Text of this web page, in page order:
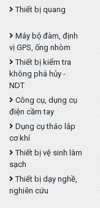
Thiết bị quang
Máy bộ đàm, định
vị GPS, ống nhòm
Thiết bị kiểm tra
không phá hủy -
NDT
Công cụ, dụng cụ
điện cầm tay
Dụng cụ tháo lắp
cơ khí
Thiết bị vệ sinh làm
sạch
Thiết bị dạy nghề,
nghiên cứu